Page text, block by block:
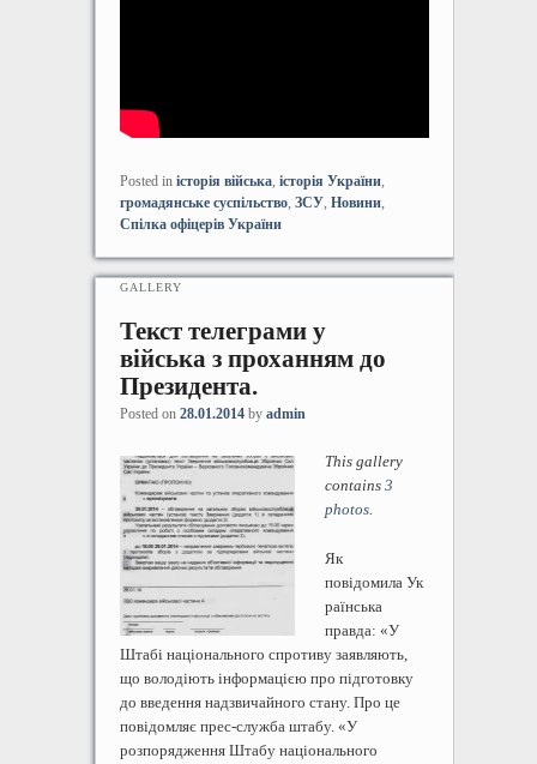
Posted in історія війська, історія України,
громадянське суспільство, ЗСУ, Новини,
Спілка офіцерів України
Текст телеграми у
війська з проханням до
Президента.
GALLERY
Posted on 28.01.2014 by admin
This gallery
contains 3
photos.
Як
повідомила Ук
раїнська
правда: «У
Штабі національного спротиву заявляють,
що володіють інформацією про підготовку
до введення надзвичайного стану. Про це
повідомляє прес-служба штабу. «У
розпорядження Штабу національного